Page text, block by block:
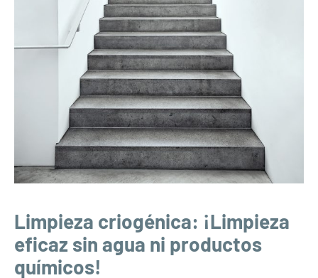
Limpieza criogénica: ¡Limpieza
eficaz sin agua ni productos
químicos!